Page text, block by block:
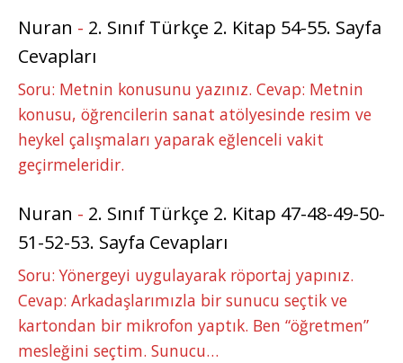
Nuran - 2. Sınıf Türkçe 2. Kitap 54-55. Sayfa
Cevapları
Soru: Metnin konusunu yazınız. Cevap: Metnin
konusu, öğrencilerin sanat atölyesinde resim ve
heykel çalışmaları yaparak eğlenceli vakit
geçirmeleridir.
Nuran - 2. Sınıf Türkçe 2. Kitap 47-48-49-50-
51-52-53. Sayfa Cevapları
Soru: Yönergeyi uygulayarak röportaj yapınız.
Cevap: Arkadaşlarımızla bir sunucu seçtik ve
kartondan bir mikrofon yaptık. Ben “öğretmen”
mesleğini seçtim. Sunucu…